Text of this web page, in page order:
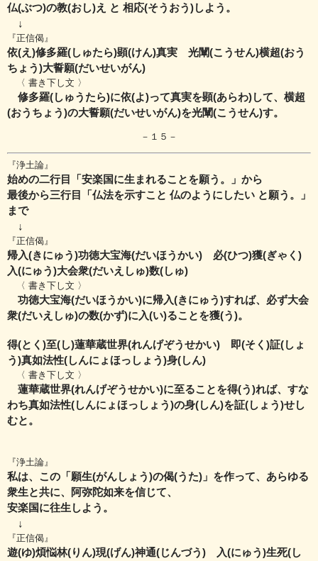
仏(ぶつ)の教(おし)え と 相応(そうおう)しよう。
↓
『正信偈』
依(え)修多羅(しゅたら)顕(けん)真実 光闡(こうせん)横超(おう
ちょう)大誓願(だいせいがん)
〈 書き下し文 〉
修多羅(しゅうたら)に依(よ)って真実を顕(あらわ)して、横超
(おうちょう)の大誓願(だいせいがん)を光闡(こうせん)す。
－１５－
『浄土論』
始めの二行目「安楽国に生まれることを願う。」から
最後から三行目「仏法を示すこと 仏のようにしたい と願う。」
まで
↓
『正信偈』
帰入(きにゅう)功徳大宝海(だいほうかい) 必(ひつ)獲(ぎゃく)
入(にゅう)大会衆(だいえしゅ)数(しゅ)
〈 書き下し文 〉
功徳大宝海(だいほうかい)に帰入(きにゅう)すれば、必ず大会
衆(だいえしゅ)の数(かず)に入(い)ることを獲(う)。
得(とく)至(し)蓮華蔵世界(れんげぞうせかい) 即(そく)証(しょ
う)真如法性(しんにょほっしょう)身(しん)
〈 書き下し文 〉
蓮華蔵世界(れんげぞうせかい)に至ることを得(う)れば、すな
わち真如法性(しんにょほっしょう)の身(しん)を証(しょう)せし
むと。
『浄土論』
私は、この「願生(がんしょう)の偈(うた)」を作って、あらゆる
衆生と共に、阿弥陀如来を信じて、
安楽国に往生しよう。
↓
『正信偈』
遊(ゆ)煩悩林(りん)現(げん)神通(じんづう) 入(にゅう)生死(し